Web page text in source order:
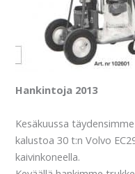
Hankintoja 2013
Kesäkuussa
kalustoa 30 t:n Volvo
kaivinkoneella.